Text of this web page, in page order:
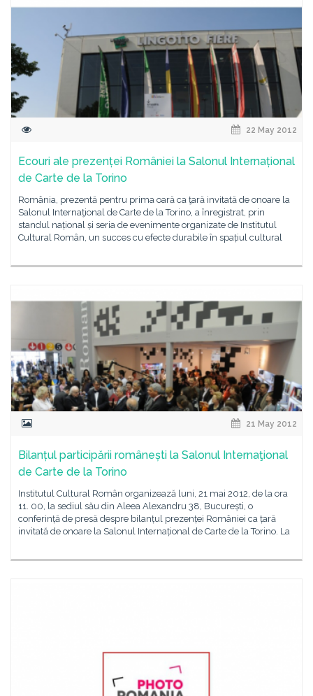
22 May 2012
Ecouri ale prezenței României la Salonul Internațional
de Carte de la Torino
România, prezentă pentru prima oară ca ţară invitată de onoare la
Salonul Internaţional de Carte de la Torino, a înregistrat, prin
standul național și seria de evenimente organizate de Institutul
Cultural Român, un succes cu efecte durabile în spațiul cultural
21 May 2012
Bilanțul participării românești la Salonul Internaţional
de Carte de la Torino
Institutul Cultural Român organizează luni, 21 mai 2012, de la ora
11. 00, la sediul său din Aleea Alexandru 38, București, o
conferință de presă despre bilanțul prezenței României ca țară
invitată de onoare la Salonul Internațional de Carte de la Torino. La